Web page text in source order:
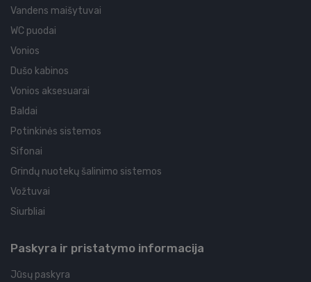
Vandens maišytuvai
WC puodai
Vonios
Dušo kabinos
Vonios aksesuarai
Baldai
Potinkinės sistemos
Sifonai
Grindų nuotekų šalinimo sistemos
Vožtuvai
Siurbliai
Paskyra ir pristatymo informacija
Jūsų paskyra